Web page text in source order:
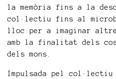
la memòria fins a la
col·lectiu fins al
lloc per a imaginar
amb la finalitat dels
dels mons.
Impulsada pel col·lectiu